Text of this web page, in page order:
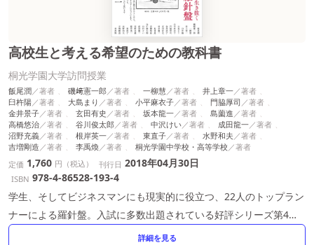
高校生と考える希望のための教科書
桐光学園大学訪問授業
飯尾潤 磯﨑憲一郎 一柳慧
井上章一
臼杵陽
大島まり 小平麻衣子
門脇厚司
金井景子
玄田有史 坂本龍一
島薗進
高橋悠治
谷川俊太郎 中沢けい
成田龍一
沼野充義
根岸英一 東直子
水野和夫
吉増剛造
李禹煥
桐光学園中学校・高等学校
定価 1,760 円（税込） 刊行日 2018年04月30日
ISBN 978-4-86528-193-4
学生、そしてビジネスマンにも現実的に役立つ、22人のトップラン
ナーによる羅針盤。入試に多数出題されている好評シリーズ第4
詳細を見る